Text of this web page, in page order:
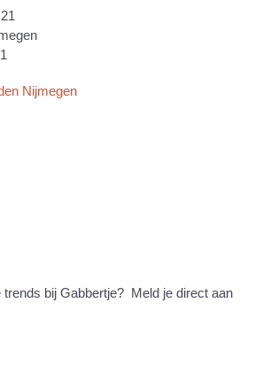
Nijmegen
bij Gabbertje? Meld je direct aan